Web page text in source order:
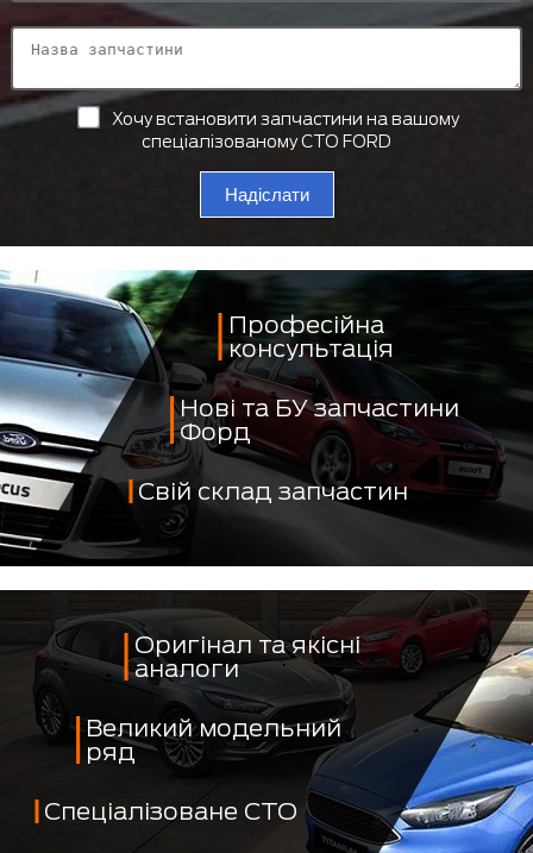
Хочу встановити запчастини на вашому
спеціалізованому СТО FORD
Надіслати
Професійна
консультація
Нові та БУ запчастини
Форд
Свій склад запчастин
Оригінал та якісні
аналоги
Великий модельний
ряд
Спеціалізоване СТО